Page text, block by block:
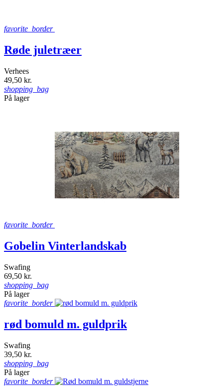
favorite_border
Røde juletræer
Verhees
49,50 kr.
shopping_bag
På lager
favorite_border
Gobelin Vinterlandskab
Swafing
69,50 kr.
shopping_bag
På lager
favorite_border
rød bomuld m. guldprik
Swafing
39,50 kr.
shopping_bag
På lager
favorite_border